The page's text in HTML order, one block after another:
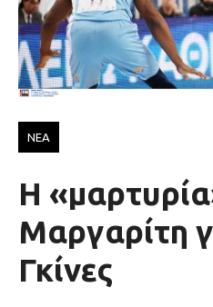
ΝΕΑ
Η
Μαργαρίτη
Γκίνες